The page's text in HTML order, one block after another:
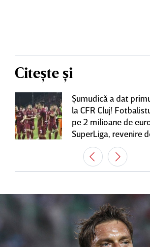
Citește și
Şumudică a dat
la CFR Cluj!
pe 2 milioane de
SuperLiga, revenire
senzaţie în Gruia